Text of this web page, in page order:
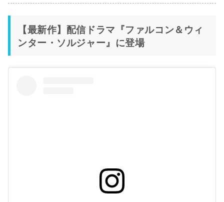
【最新作】配信ドラマ『ファルコン＆ウィ
ンター・ソルジャー』に登場